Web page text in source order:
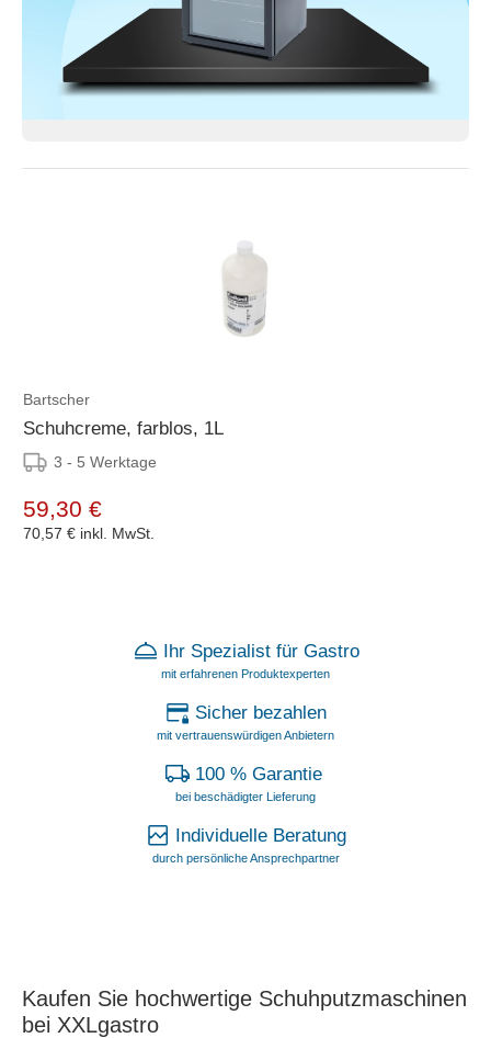
Bartscher
Schuhcreme, farblos, 1L
3 - 5 Werktage
59,30 €
70,57 € inkl. MwSt.
Ihr Spezialist für Gastro
mit erfahrenen Produktexperten
Sicher bezahlen
mit vertrauenswürdigen Anbietern
100 % Garantie
bei beschädigter Lieferung
Individuelle Beratung
durch persönliche Ansprechpartner
Kaufen Sie hochwertige Schuhputzmaschinen
bei XXLgastro